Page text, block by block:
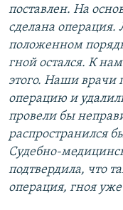
поставлен. На
сделана операция.
положенном
гной остался. К
этого. Наши врачи
операцию и
провели бы
распространился
Судебно-
подтвердила, что
операция, гноя